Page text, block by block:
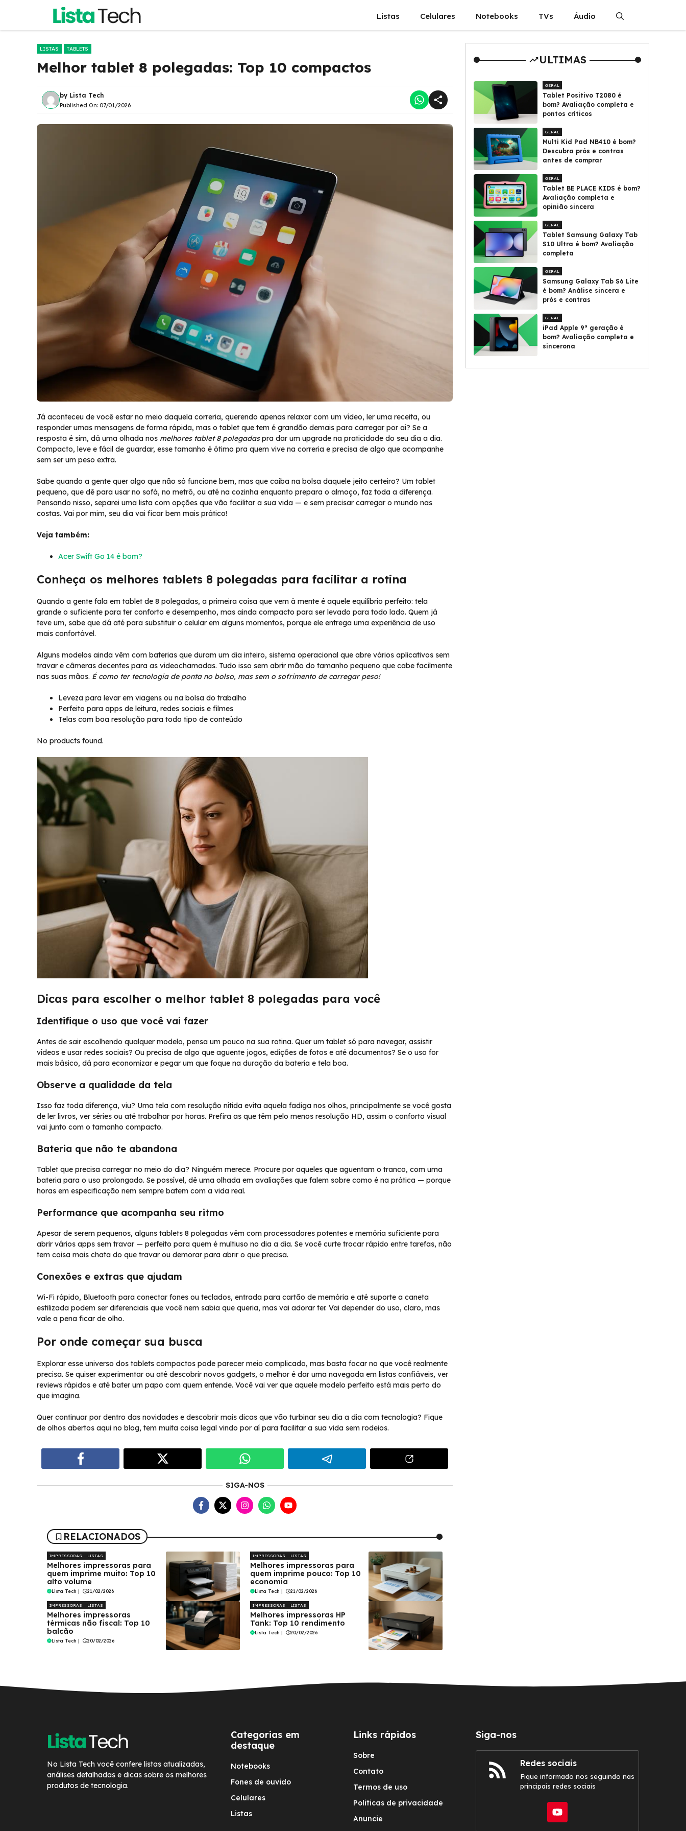
o
Listas Celulares Notebooks TVs Áudio
LISTAS TABLETS
Melhor tablet 8 polegadas: Top 10 compactos
by Lista Tech
Published On: 07/01/2026
Já aconteceu de você estar no meio daquela correria, querendo apenas relaxar com um vídeo, ler uma receita, ou
responder umas mensagens de forma rápida, mas o tablet que tem é grandão demais para carregar por aí? Se a
resposta é sim, dá uma olhada nos melhores tablet 8 polegadaspra dar um upgrade na praticidade do seu dia a dia.
Compacto, leve e fácil de guardar, esse tamanho é ótimo pra quem vive na correria e precisa de algo que acompanhe
sem ser um peso extra.
Sabe quando a gente quer algo que não só funcione bem, mas que caiba na bolsa daquele jeito certeiro? Um tablet
pequeno, que dê para usar no sofá, no metrô, ou até na cozinha enquanto prepara o almoço, faz toda a diferença.
Pensando nisso, separei uma lista com opções que vão facilitar a sua vida — e sem precisar carregar o mundo nas
costas. Vai por mim, seu dia vai ficar bem mais prático!
Veja também:
Acer Swift Go 14 é bom?
Conheça os melhores tablets 8 polegadas para facilitar a rotina
Quando a gente fala em tablet de 8 polegadas, a primeira coisa que vem à mente é aquele equilíbrio perfeito: tela
grande o suficiente para ter conforto e desempenho, mas ainda compacto para ser levado para todo lado. Quem já
teve um, sabe que dá até para substituir o celular em alguns momentos, porque ele entrega uma experiência de uso
mais confortável.
Alguns modelos ainda vêm com baterias que duram um dia inteiro, sistema operacional que abre vários aplicativos sem
travar e câmeras decentes para as videochamadas. Tudo isso sem abrir mão do tamanho pequeno que cabe facilmente
nas suas mãos. É como ter tecnologia de ponta no bolso, mas sem o sofrimento de carregar peso!
Leveza para levar em viagens ou na bolsa do trabalho
Perfeito para apps de leitura, redes sociais e filmes
Telas com boa resolução para todo tipo de conteúdo
No products found.
Dicas para escolher o melhor tablet 8 polegadas para você
Identifique o uso que você vai fazer
Antes de sair escolhendo qualquer modelo, pensa um pouco na sua rotina. Quer um tablet só para navegar, assistir
vídeos e usar redes sociais? Ou precisa de algo que aguente jogos, edições de fotos e até documentos? Se o uso for
mais básico, dá para economizar e pegar um que foque na duração da bateria e tela boa.
Observe a qualidade da tela
Isso faz toda diferença, viu? Uma tela com resolução nítida evita aquela fadiga nos olhos, principalmente se você gosta
de ler livros, ver séries ou até trabalhar por horas. Prefira as que têm pelo menos resolução HD, assim o conforto visual
vai junto com o tamanho compacto.
Bateria que não te abandona
Tablet que precisa carregar no meio do dia? Ninguém merece. Procure por aqueles que aguentam o tranco, com uma
bateria para o uso prolongado. Se possível, dê uma olhada em avaliações que falem sobre como é na prática — porque
horas em especificação nem sempre batem com a vida real.
Performance que acompanha seu ritmo
Apesar de serem pequenos, alguns tablets 8 polegadas vêm com processadores potentes e memória suficiente para
abrir vários apps sem travar — perfeito para quem é multiuso no dia a dia. Se você curte trocar rápido entre tarefas, não
tem coisa mais chata do que travar ou demorar para abrir o que precisa.
Conexões e extras que ajudam
Wi-Fi rápido, Bluetooth para conectar fones ou teclados, entrada para cartão de memória e até suporte a caneta
estilizada podem ser diferenciais que você nem sabia que queria, mas vai adorar ter. Vai depender do uso, claro, mas
vale a pena ficar de olho.
Por onde começar sua busca
Explorar esse universo dos tablets compactos pode parecer meio complicado, mas basta focar no que você realmente
precisa. Se quiser experimentar ou até descobrir novos gadgets, o melhor é dar uma navegada em listas confiáveis, ver
reviews rápidos e até bater um papo com quem entende. Você vai ver que aquele modelo perfeito está mais perto do
que imagina.
Quer continuar por dentro das novidades e descobrir mais dicas que vão turbinar seu dia a dia com tecnologia? Fique
de olhos abertos aqui no blog, tem muita coisa legal vindo por aí para facilitar a sua vida sem rodeios.
SIGA-NOS
RELACIONADOS
IMPRESSORAS LISTAS
Melhores impressoras para
quem imprime muito: Top 10
alto volume
Lista Tech | 21/02/2026
IMPRESSORAS LISTAS
Melhores impressoras para
quem imprime pouco: Top 10
economia
Lista Tech | 21/02/2026
IMPRESSORAS LISTAS
Melhores impressoras
térmicas não fiscal: Top 10
balcão
Lista Tech | 20/02/2026
IMPRESSORAS LISTAS
Melhores impressoras HP
Tank: Top 10 rendimento
Lista Tech | 20/02/2026
ULTIMAS
GERAL
Tablet Positivo T2080 é
bom? Avaliação completa e
pontos críticos
GERAL
Multi Kid Pad NB410 é bom?
Descubra prós e contras
antes de comprar
GERAL
Tablet BE PLACE KIDS é bom?
Avaliação completa e
opinião sincera
GERAL
Tablet Samsung Galaxy Tab
S10 Ultra é bom? Avaliação
completa
GERAL
Samsung Galaxy Tab S6 Lite
é bom? Análise sincera e
prós e contras
GERAL
iPad Apple 9ª geração é
bom? Avaliação completa e
sincerona
No Lista Tech você confere listas atualizadas,
análises detalhadas e dicas sobre os melhores
produtos de tecnologia.
Categorias em
destaque
Notebooks
Fones de ouvido
Celulares
Listas
Links rápidos
Sobre
Contato
Termos de uso
Politicas de privacidade
Anuncie
Siga-nos
Redes sociais
Fique informado nos seguindo nas
principais redes sociais